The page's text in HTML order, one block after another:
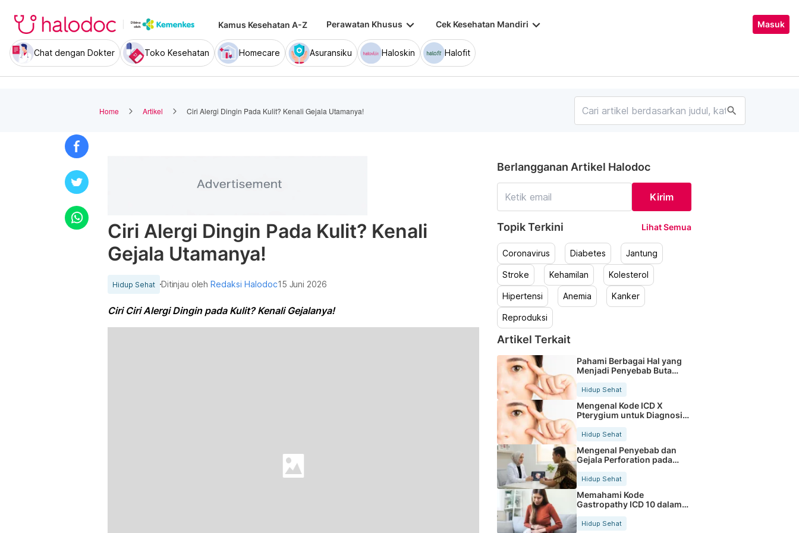
Kamus Kesehatan A-Z Perawatan Khusus keyboard_arrow_down Cek Kesehatan Mandiri keyboard_arrow_down Masuk
Chat dengan Dokter Toko Kesehatan Homecare Asuransiku Haloskin Halofit
Home Artikel Ciri Alergi Dingin Pada Kulit? Kenali Gejala Utamanya! search
Ciri Alergi Dingin Pada Kulit? Kenali
Gejala Utamanya!
Hidup Sehat Ditinjau olehRedaksi Halodoc15 Juni 2026
Ciri Ciri Alergi Dingin pada Kulit? Kenali Gejalanya!
Berlangganan Artikel Halodoc
Kirim
Topik Terkini Lihat Semua
Coronavirus Diabetes Jantung
Stroke Kehamilan Kolesterol
Hipertensi Anemia Kanker
Reproduksi
Artikel Terkait
Pahami Berbagai Hal yang
Menjadi Penyebab Buta
Hidup Sehat
Mengenal Kode ICD X
Pterygium untuk Diagnosis
Hidup Sehat
Mengenal Penyebab dan
Gejala Perforation pada
Tubuh
Hidup Sehat
Memahami Kode
Gastropathy ICD 10 dalam
Rekam Medis Pasien
Hidup Sehat